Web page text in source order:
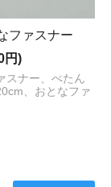
ファスナー
円)
スナー、ぺたん
、おとなファ